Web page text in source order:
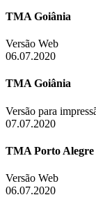
TMA Goiânia
Versão Web
06.07.2020
TMA Goiânia
Versão para
07.07.2020
TMA Porto Alegre
Versão Web
06.07.2020